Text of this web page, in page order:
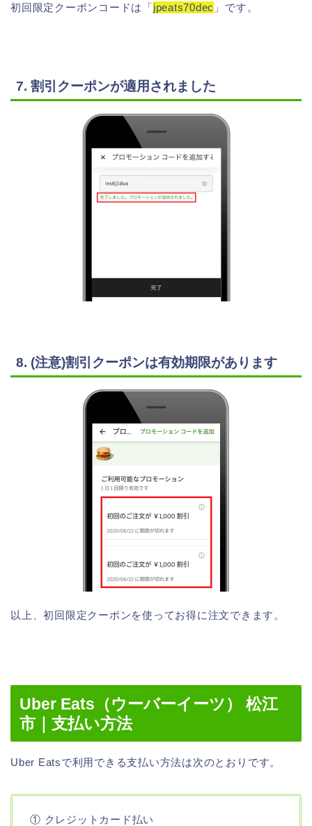
初回限定クーポンコードは「jpeats70dec 」です。
7. 割引クーポンが適用されました
8. (注意)割引クーポンは有効期限があります
以上、初回限定クーポンを使ってお得に注文できます。
Uber Eats（ウーバーイーツ） 松江
市｜支払い方法
Uber Eatsで利用できる支払い方法は次のとおりです。
① クレジットカード払い